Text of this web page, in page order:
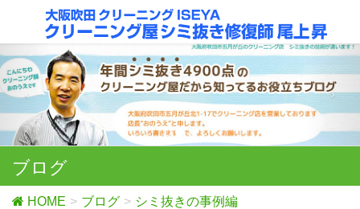
ブログ
HOME ブログ
シミ抜きの事例編